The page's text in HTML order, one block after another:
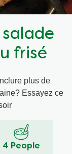
frisé
plus de
Essayez ce
4 People